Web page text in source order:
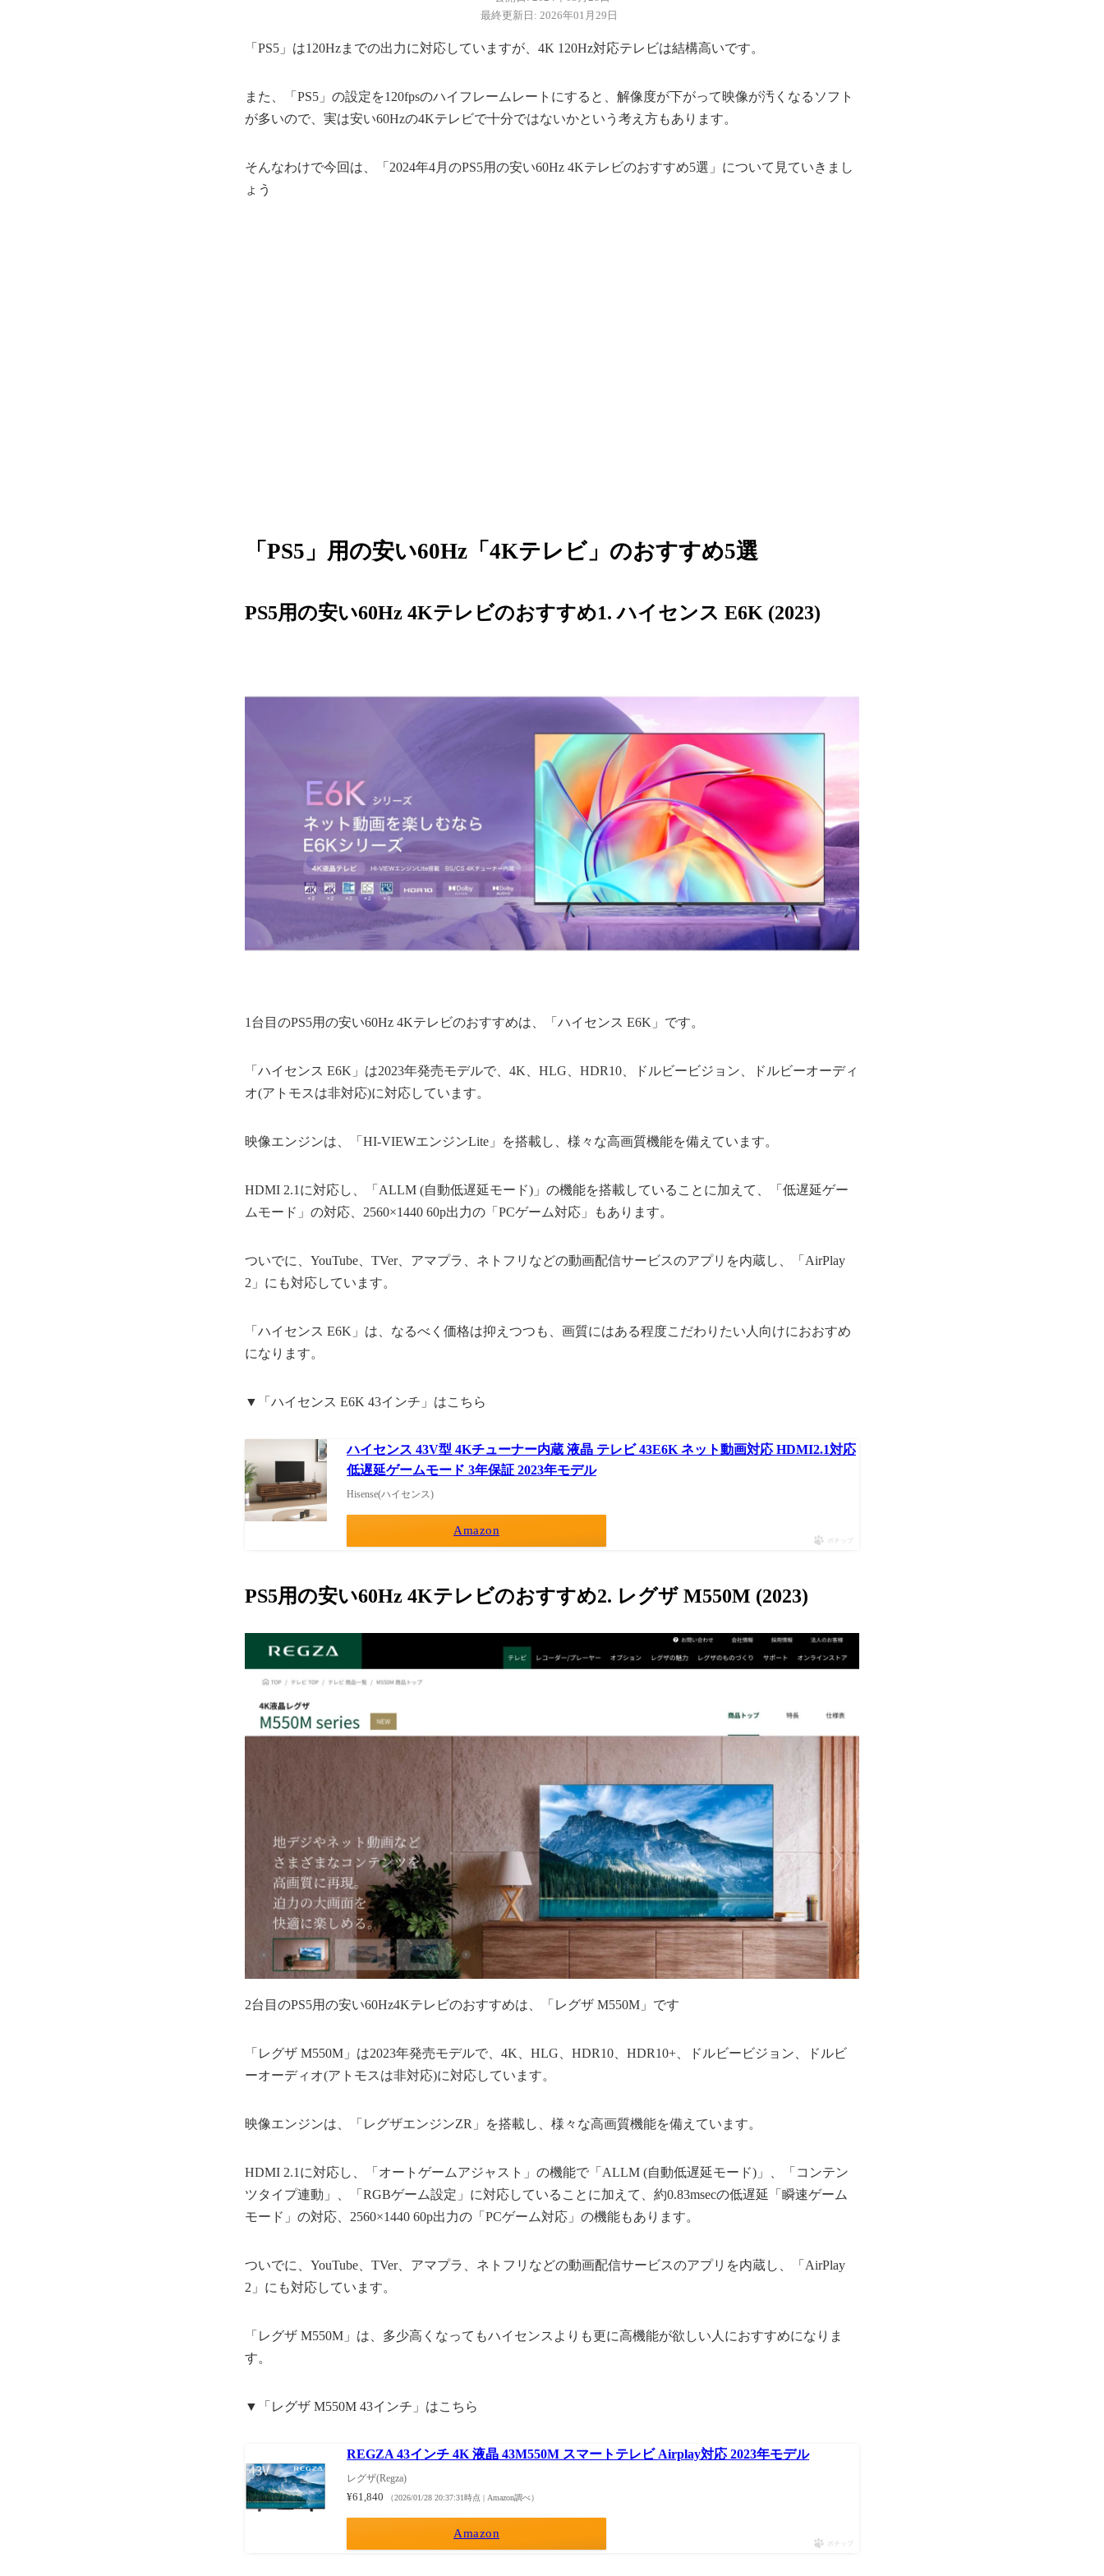
最終更新日: 2026年01月29日
「PS5」は120Hzまでの出力に対応していますが、4K 120Hz対応テレビは結構高いです。
また、「PS5」の設定を120fpsのハイフレームレートにすると、解像度が下がって映像が汚くなるソフト
が多いので、実は安い60Hzの4Kテレビで十分ではないかという考え方もあります。
そんなわけで今回は、「2024年4月のPS5用の安い60Hz 4Kテレビのおすすめ5選」について見ていきまし
ょう
「PS5」用の安い60Hz「4Kテレビ」のおすすめ5選
PS5用の安い60Hz 4Kテレビのおすすめ1. ハイセンス E6K (2023)
1台目のPS5用の安い60Hz 4Kテレビのおすすめは、「ハイセンス E6K」です。
「ハイセンス E6K」は2023年発売モデルで、4K、HLG、HDR10、ドルビービジョン、ドルビーオーディ
オ(アトモスは非対応)に対応しています。
映像エンジンは、「HI-VIEWエンジンLite」を搭載し、様々な高画質機能を備えています。
HDMI 2.1に対応し、「ALLM (自動低遅延モード)」の機能を搭載していることに加えて、「低遅延ゲー
ムモード」の対応、2560×1440 60p出力の「PCゲーム対応」もあります。
ついでに、YouTube、TVer、アマプラ、ネトフリなどの動画配信サービスのアプリを内蔵し、「AirPlay
2」にも対応しています。
「ハイセンス E6K」は、なるべく価格は抑えつつも、画質にはある程度こだわりたい人向けにおおすめ
になります。
▼「ハイセンス E6K 43インチ」はこちら
ハイセンス 43V型 4Kチューナー内蔵 液晶 テレビ 43E6K ネット動画対応 HDMI2.1対応
低遅延ゲームモード 3年保証 2023年モデル
Hisense(ハイセンス)
Amazon
ポチップ
PS5用の安い60Hz 4Kテレビのおすすめ2. レグザ M550M (2023)
2台目のPS5用の安い60Hz4Kテレビのおすすめは、「レグザ M550M」です
「レグザ M550M」は2023年発売モデルで、4K、HLG、HDR10、HDR10+、ドルビービジョン、ドルビ
ーオーディオ(アトモスは非対応)に対応しています。
映像エンジンは、「レグザエンジンZR」を搭載し、様々な高画質機能を備えています。
HDMI 2.1に対応し、「オートゲームアジャスト」の機能で「ALLM (自動低遅延モード)」、「コンテン
ツタイプ連動」、「RGBゲーム設定」に対応していることに加えて、約0.83msecの低遅延「瞬速ゲーム
モード」の対応、2560×1440 60p出力の「PCゲーム対応」の機能もあります。
ついでに、YouTube、TVer、アマプラ、ネトフリなどの動画配信サービスのアプリを内蔵し、「AirPlay
2」にも対応しています。
「レグザ M550M」は、多少高くなってもハイセンスよりも更に高機能が欲しい人におすすめになりま
す。
▼「レグザ M550M 43インチ」はこちら
REGZA 43インチ 4K 液晶 43M550M スマートテレビ Airplay対応 2023年モデル
レグザ(Regza)
¥61,840 （2026/01/28 20:37:31時点 | Amazon調べ）
Amazon
ポチップ